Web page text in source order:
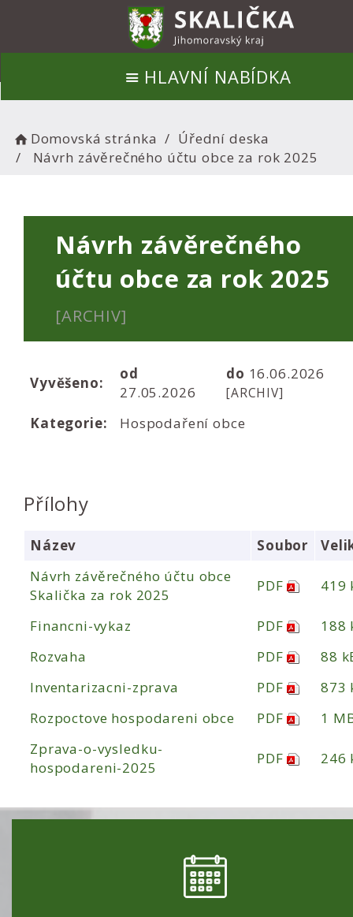
HLAVNÍ NABÍDKA
Domovská stránka
Úřední deska
Návrh závěrečného účtu obce za rok 2025
Návrh závěrečného
účtu obce za rok 2025
[ARCHIV]
Vyvěšeno:
od
27.05.2026
do 16.06.2026
[ARCHIV]
Kategorie: Hospodaření obce
Přílohy
Název Soubor
Návrh závěrečného účtu obce
Skalička za rok 2025
PDF 419
Financni-vykaz PDF
188
Rozvaha
PDF
88
Inventarizacni-zprava
PDF
873
Rozpoctove hospodareni obce
PDF
1
Zprava-o-vysledku-
hospodareni-2025
PDF 246